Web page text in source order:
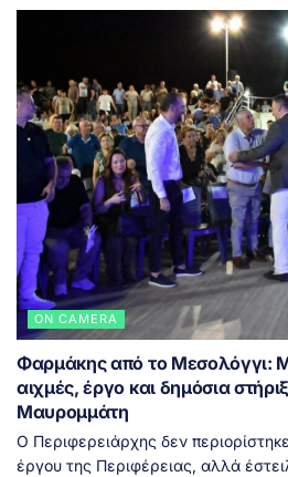
ON CAMERA
Φαρμάκης από το Μεσολόγγι:
αιχμές, έργο και δημόσια
Μαυρομμάτη
Ο Περιφερειάρχης δεν
έργου της Περιφέρειας, αλλά